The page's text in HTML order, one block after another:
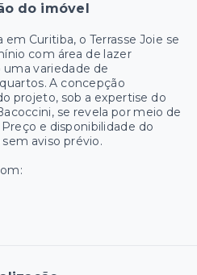
do imóvel
Curitiba, o Terrasse Joie se
com área de lazer
variedade de
A concepção
projeto, sob a expertise do
se revela por meio de
e disponibilidade do
aviso prévio.